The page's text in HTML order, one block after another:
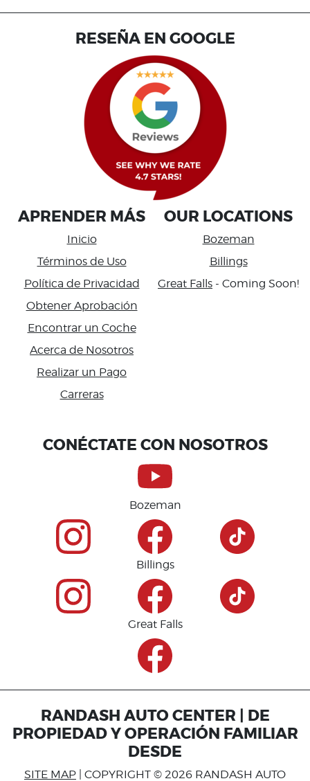
RESEÑA EN GOOGLE
APRENDER MÁS
Inicio
Términos de Uso
Política de Privacidad
Obtener Aprobación
Encontrar un Coche
Acerca de Nosotros
Realizar un Pago
Carreras
OUR LOCATIONS
Bozeman
Billings
Great Falls - Coming Soon!
CONÉCTATE CON NOSOTROS
Bozeman
Billings
Great Falls
RANDASH AUTO CENTER | DE
PROPIEDAD Y OPERACIÓN FAMILIAR
DESDE
SITE MAP | COPYRIGHT © 2026 RANDASH AUTO